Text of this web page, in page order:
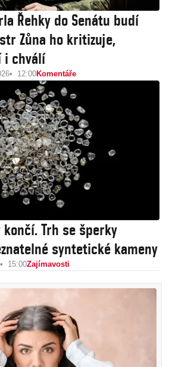
Řehky do Senátu budí
Zůna ho kritizuje,
i chválí
12:00Komentáře
Trh se šperky
syntetické kameny
15:00Zajímavosti